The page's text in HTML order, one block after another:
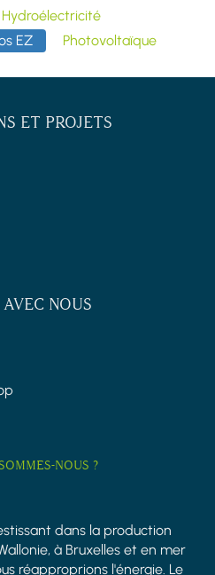
Hydroélectricité
EZ
Photovoltaïque
ET PROJETS
NOUS
NOUS ?
dans la production
à Bruxelles et en mer
réapproprions l'énergie. Le